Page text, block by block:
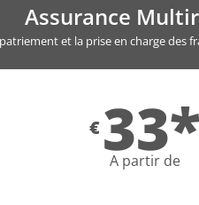
Assurance
et la prise en charge des
€33*
A partir de